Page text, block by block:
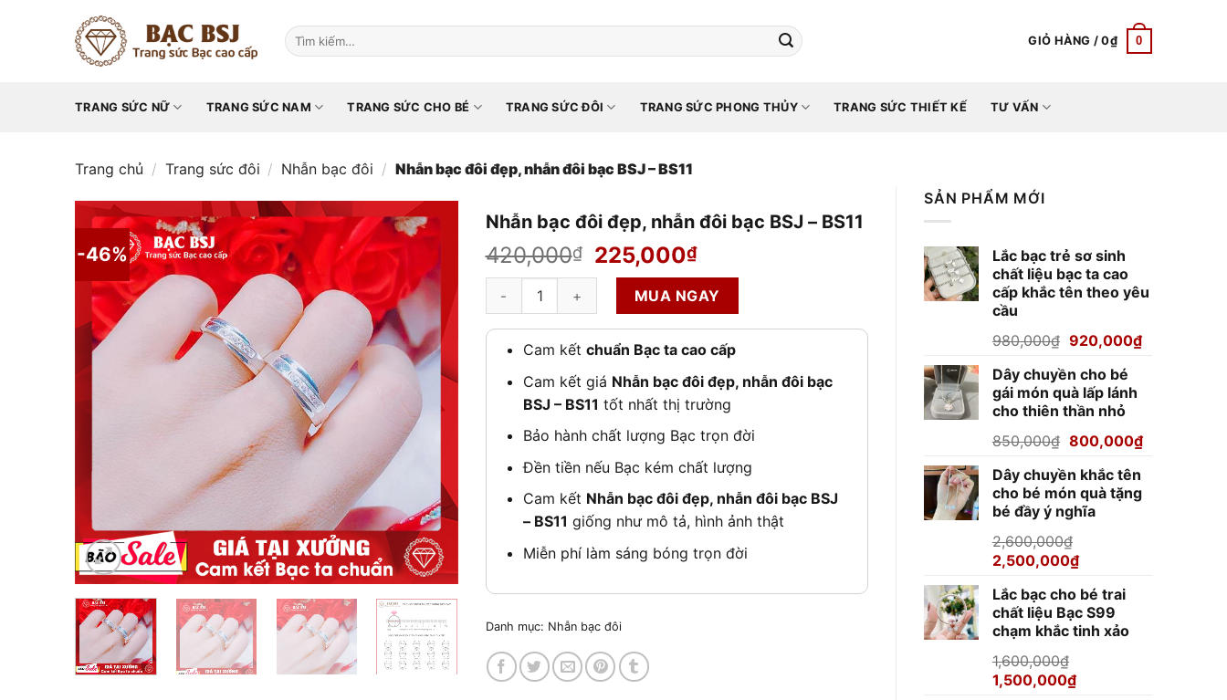
Tìm
kiếm:
GIỎ HÀNG /0₫ 0
TRANG SỨC NỮ TRANG SỨC NAM TRANG SỨC CHO BÉ TRANG SỨC ĐÔI TRANG SỨC PHONG THỦY TRANG SỨC THIẾT KẾ TƯ VẤN
Trang chủ / Trang sức đôi / Nhẫn bạc đôi / Nhẫn bạc đôi đẹp, nhẫn đôi bạc BSJ – BS11
SẢN PHẨM MỚI
Lắc bạc trẻ sơ sinh
chất liệu bạc ta cao
cấp khắc tên theo yêu
cầu
980,000₫ Giá
là:
980,000₫.
920,000₫Giá
Dây chuyền cho bé
gái món quà lấp lánh
cho thiên thần nhỏ
850,000₫ Giá
là:
850,000₫.
800,000₫Giá
là:
Dây chuyền khắc tên
cho bé món quà tặng
bé đầy ý nghĩa
2,600,000₫
Giá
là:
2,600,000₫.
2,500,000₫Giá
tại
là:
2,500,000₫.
Lắc bạc cho bé trai
chất liệu Bạc S99
chạm khắc tinh xảo
1,600,000₫
Giá
1,500,000₫Giá
-46%
Nhẫn bạc đôi đẹp, nhẫn đôi bạc BSJ – BS11
420,000₫
Giá
gốc
420,000₫.
225,000₫Giá
hiện
tại
là:
225,000₫.
Nhẫn bạc đôi đẹp, nhẫn đôi bạc BSJ - BS11 số lượng
MUA NGAY
Cam kếtchuẩn Bạc ta cao cấp
Cam kết giá Nhẫn bạc đôi đẹp, nhẫn đôi bạc
BSJ – BS11 tốt nhất thị trường
Bảo hành chất lượng Bạc trọn đời
Đền tiền nếu Bạc kém chất lượng
Cam kết Nhẫn bạc đôi đẹp, nhẫn đôi bạc BSJ
– BS11 giống như mô tả, hình ảnh thật
Miễn phí làm sáng bóng trọn đời
Danh mục: Nhẫn bạc đôi